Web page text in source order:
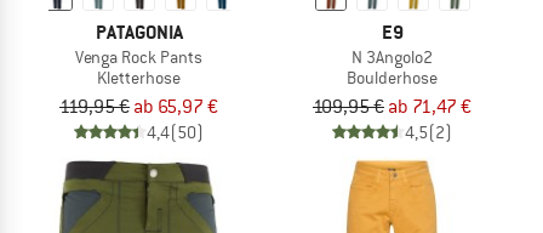
PATAGONIA
Venga Rock Pants
Kletterhose
119,95 € ab 65,97 €
4,4(50)
E9
N 3Angolo2
Boulderhose
109,95 € ab 71,47 €
4,5(2)